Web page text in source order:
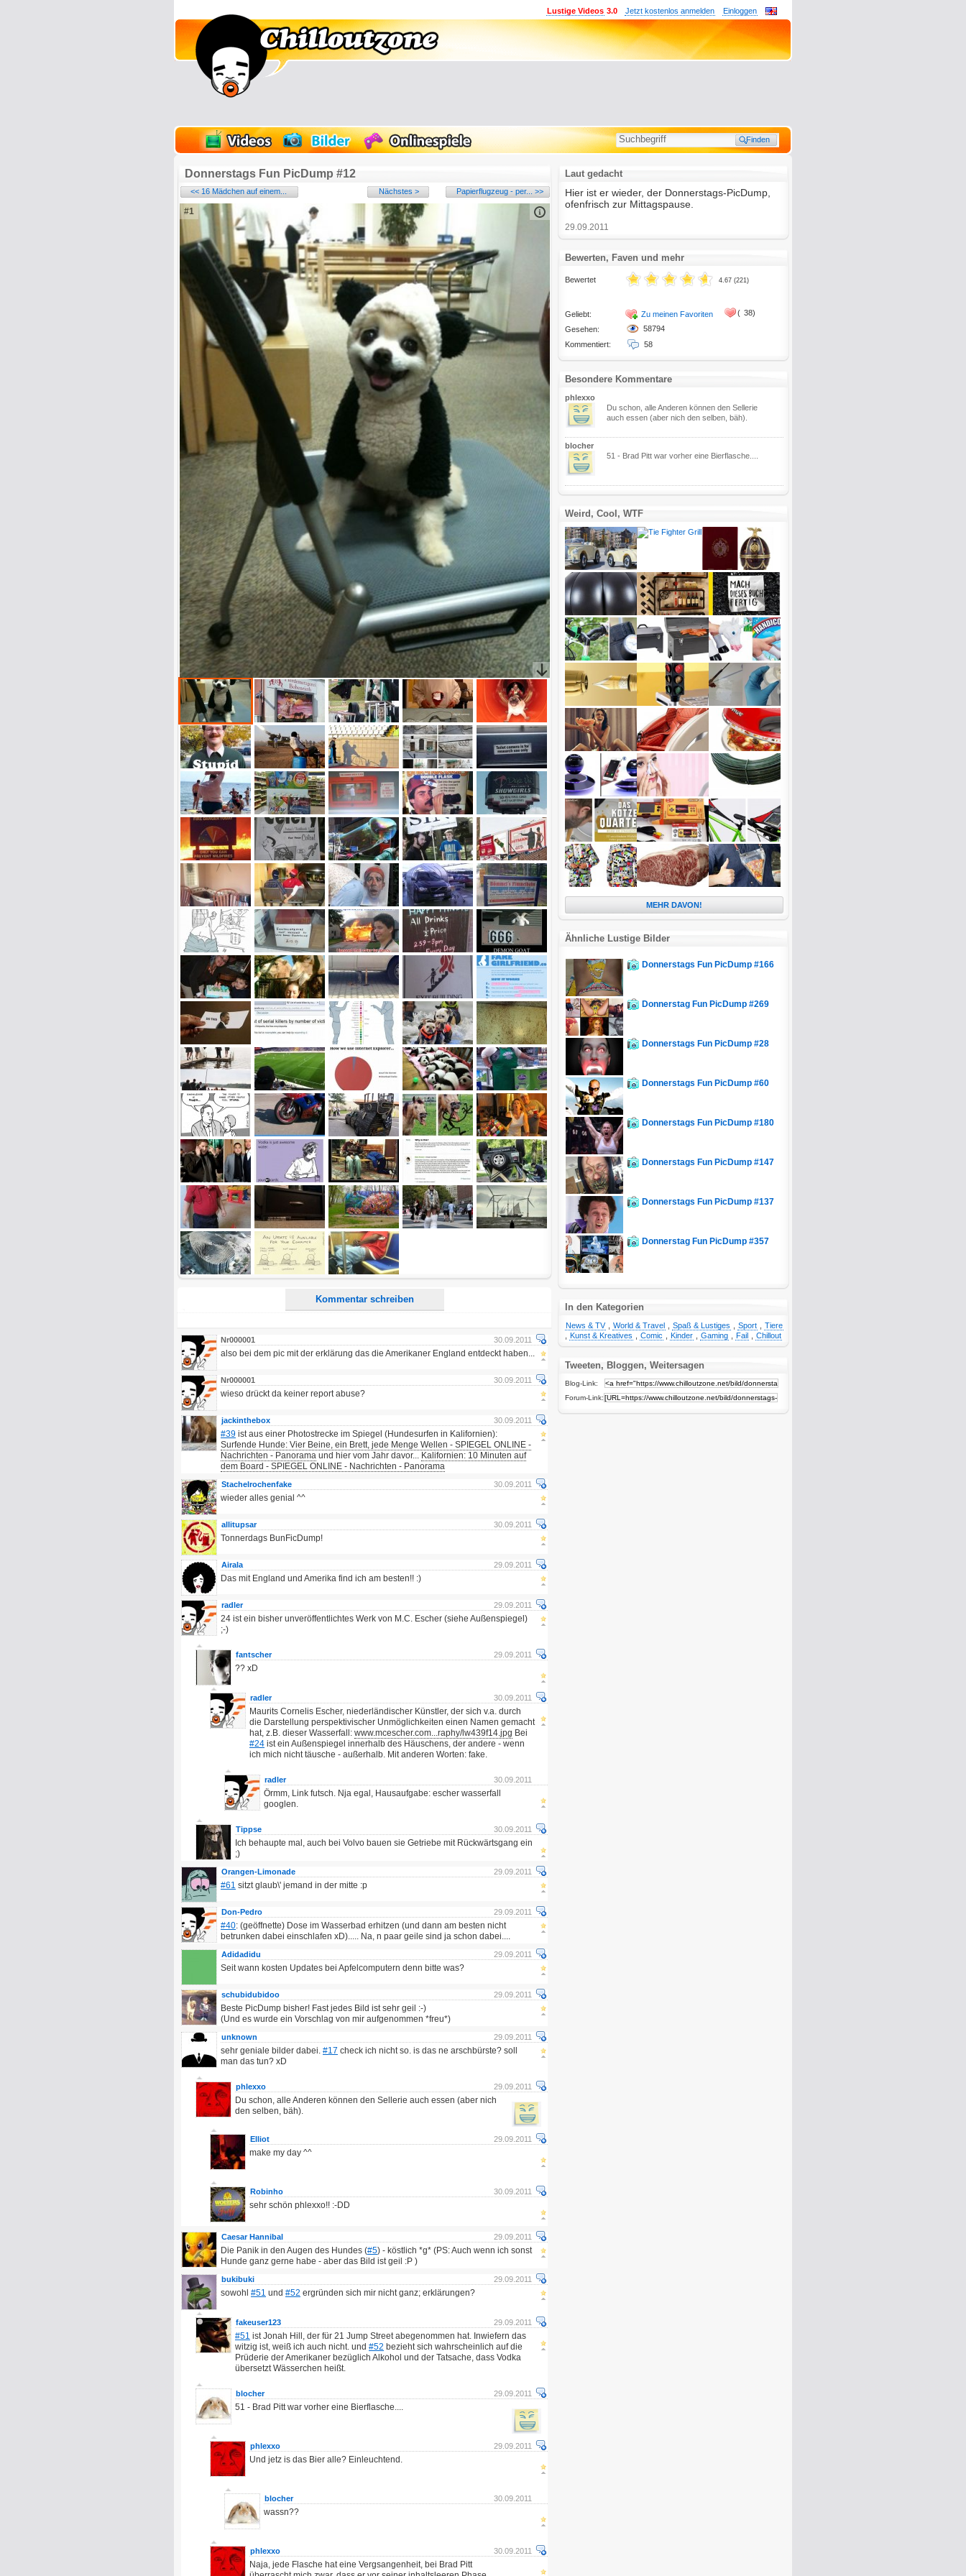
Einloggen
Jetzt kostenlos anmelden
Lustige Videos 3.0
Donnerstags Fun PicDump #12
<< 16 Mädchen auf einem... Nächstes > Papierflugzeug - per... >>
#1
Kommentar schreiben
Name:
E-Mail-Adresse (optional):
Kommentar:
Alle HTML-Tags außer <br>, <strike> und <i> werden aus Deinem Kommentar entfernt.
URLs werden automatisch umgewandelt. Bitte verwende "www." oder "http://" in URLs
Ich möchte eine E-Mail, wenn zu meinem Kommentar Antworten erscheinen.
Ich möchte eine E-Mail, wenn auf dieser Seite weitere Kommentare erscheinen.
30.09.2011
Nr000001
also bei dem pic mit der erklärung das die Amerikaner England entdeckt haben...
30.09.2011
Nr000001
wieso drückt da keiner report abuse?
30.09.2011
jackinthebox
#39 ist aus einer Photostrecke im Spiegel (Hundesurfen in Kalifornien):
Surfende Hunde: Vier Beine, ein Brett, jede Menge Wellen - SPIEGEL ONLINE -
Nachrichten - Panorama und hier vom Jahr davor... Kalifornien: 10 Minuten auf
dem Board - SPIEGEL ONLINE - Nachrichten - Panorama
30.09.2011
Stachelrochenfake
wieder alles genial ^^
30.09.2011
allitupsar
Tonnerdags BunFicDump!
29.09.2011
Airala
Das mit England und Amerika find ich am besten!! :)
29.09.2011
radler
24 ist ein bisher unveröffentlichtes Werk von M.C. Escher (siehe Außenspiegel)
;-)
29.09.2011
fantscher
?? xD
30.09.2011
radler
Maurits Cornelis Escher, niederländischer Künstler, der sich v.a. durch
die Darstellung perspektivischer Unmöglichkeiten einen Namen gemacht
hat, z.B. dieser Wasserfall: www.mcescher.com...raphy/lw439f14.jpg Bei
#24 ist ein Außenspiegel innerhalb des Häuschens, der andere - wenn
ich mich nicht täusche - außerhalb. Mit anderen Worten: fake.
30.09.2011
radler
Örmm, Link futsch. Nja egal, Hausaufgabe: escher wasserfall
googlen.
30.09.2011
Tippse
Ich behaupte mal, auch bei Volvo bauen sie Getriebe mit Rückwärtsgang ein
;)
29.09.2011
Orangen-Limonade
#61 sitzt glaub\' jemand in der mitte :p
29.09.2011
Don-Pedro
#40: (geöffnette) Dose im Wasserbad erhitzen (und dann am besten nicht
betrunken dabei einschlafen xD)..... Na, n paar geile sind ja schon dabei....
29.09.2011
Adidadidu
Seit wann kosten Updates bei Apfelcomputern denn bitte was?
29.09.2011
schubidubidoo
Beste PicDump bisher! Fast jedes Bild ist sehr geil :-)
(Und es wurde ein Vorschlag von mir aufgenommen *freu*)
29.09.2011
unknown
sehr geniale bilder dabei. #17 check ich nicht so. is das ne arschbürste? soll
man das tun? xD
29.09.2011
phlexxo
Du schon, alle Anderen können den Sellerie auch essen (aber nich
den selben, bäh).
29.09.2011
Elliot
make my day ^^
30.09.2011
Robinho
sehr schön phlexxo!! :-DD
29.09.2011
Caesar Hannibal
Die Panik in den Augen des Hundes (#5) - köstlich *g* (PS: Auch wenn ich sonst
Hunde ganz gerne habe - aber das Bild ist geil :P )
29.09.2011
bukibuki
sowohl #51 und #52 ergründen sich mir nicht ganz; erklärungen?
29.09.2011
fakeuser123
#51 ist Jonah Hill, der für 21 Jump Street abegenommen hat. Inwiefern das
witzig ist, weiß ich auch nicht. und #52 bezieht sich wahrscheinlich auf die
Prüderie der Amerikaner bezüglich Alkohol und der Tatsache, dass Vodka
übersetzt Wässerchen heißt.
29.09.2011
blocher
51 - Brad Pitt war vorher eine Bierflasche....
29.09.2011
phlexxo
Und jetz is das Bier alle? Einleuchtend.
30.09.2011
blocher
wassn??
30.09.2011
phlexxo
Naja, jede Flasche hat eine Vergsangenheit, bei Brad Pitt
Laut gedacht
Hier ist er wieder, der Donnerstags-PicDump,
ofenfrisch zur Mittagspause.
29.09.2011
Bewerten, Faven und mehr
Bewertet
Geliebt:
Gesehen:
Kommentiert:
4.67 (221)
Zu meinen Favoriten
58794
58
( 38)
Besondere Kommentare
phlexxo
Du schon, alle Anderen können den Sellerie
auch essen (aber nich den selben, bäh).
blocher
51 - Brad Pitt war vorher eine Bierflasche....
Weird, Cool, WTF
MEHR DAVON!
Ähnliche Lustige Bilder
Donnerstags Fun PicDump #166
Donnerstag Fun PicDump #269
Donnerstags Fun PicDump #28
Donnerstags Fun PicDump #60
Donnerstags Fun PicDump #180
Donnerstags Fun PicDump #147
Donnerstags Fun PicDump #137
Donnerstag Fun PicDump #357
In den Kategorien
News & TV World & Travel Spaß & Lustiges Sport
Tiere
Kunst & Kreatives Comic Kinder Gaming Fail Chillout
Tweeten, Bloggen, Weitersagen
Blog-Link:
Forum-Link: